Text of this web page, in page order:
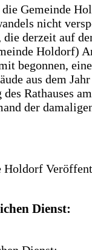
Gemeinde
nicht
die derzeit auf
Holdorf)
begonnen,
aus dem
Rathauses
der
Holdorf
Dienst: